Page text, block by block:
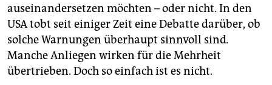
auseinandersetzen möchten – oder nicht. In den
USA tobt seit einiger Zeit eine Debatte darüber, ob
solche Warnungen überhaupt sinnvoll sind.
Manche Anliegen wirken für die Mehrheit
übertrieben. Doch so einfach ist es nicht.